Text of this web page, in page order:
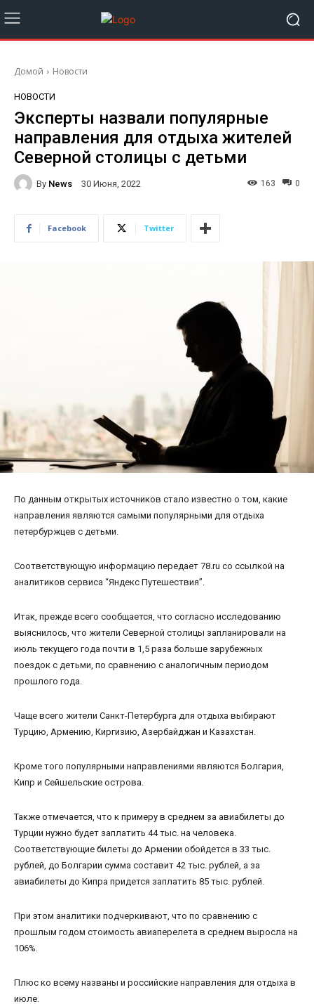
Домой Новости
НОВОСТИ
Эксперты назвали популярные
направления для отдыха жителей
Северной столицы с детьми
By News 30 Июня, 2022 0
163
Facebook Twitter
По данным открытых источников стало известно о том, какие
направления являются самыми популярными для отдыха
петербуржцев с детьми.
Соответствующую информацию передает 78.ru со ссылкой на
аналитиков сервиса “Яндекс Путешествия”.
Итак, прежде всего сообщается, что согласно исследованию
выяснилось, что жители Северной столицы запланировали на
июль текущего года почти в 1,5 раза больше зарубежных
поездок с детьми, по сравнению с аналогичным периодом
прошлого года.
Чаще всего жители Санкт-Петербурга для отдыха выбирают
Турцию, Армению, Киргизию, Азербайджан и Казахстан.
Кроме того популярными направлениями являются Болгария,
Кипр и Сейшельские острова.
Также отмечается, что к примеру в среднем за авиабилеты до
Турции нужно будет заплатить 44 тыс. на человека.
Соответствующие билеты до Армении обойдется в 33 тыс.
рублей, до Болгарии сумма составит 42 тыс. рублей, а за
авиабилеты до Кипра придется заплатить 85 тыс. рублей.
При этом аналитики подчеркивают, что по сравнению с
прошлым годом стоимость авиаперелета в среднем выросла на
106%.
Плюс ко всему названы и российские направления для отдыха в
июле.